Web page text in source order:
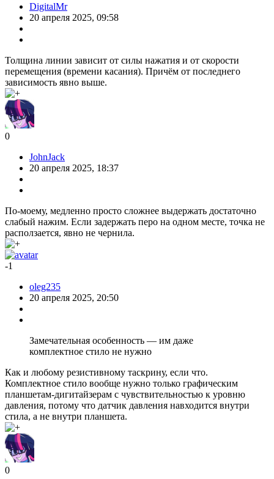
DigitalMr
20 апреля 2025, 09:58
Толщина линии зависит от силы нажатия и от скорости
перемещения (времени касания). Причём от последнего
зависимость явно выше.
0
JohnJack
20 апреля 2025, 18:37
По-моему, медленно просто сложнее выдержать достаточно
слабый нажим. Если задержать перо на одном месте, точка не
расползается, явно не чернила.
-1
oleg235
20 апреля 2025, 20:50
Замечательная особенность — им даже
комплектное стило не нужно
Как и любому резистивному таскрину, если что.
Комплектное стило вообще нужно только графическим
планшетам-дигитайзерам с чувствительностью к уровню
давления, потому что датчик давления навходится внутри
стила, а не внутри планшета.
0